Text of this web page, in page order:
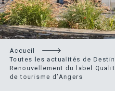
Accueil
Toutes les actualités de
Renouvellement du label
de tourisme d’Angers